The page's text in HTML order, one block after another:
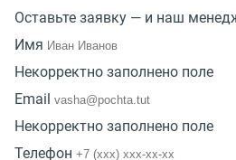
Оставьте заявку — и наш
Имя
Некорректно заполнено поле
Email
Некорректно заполнено поле
Телефон